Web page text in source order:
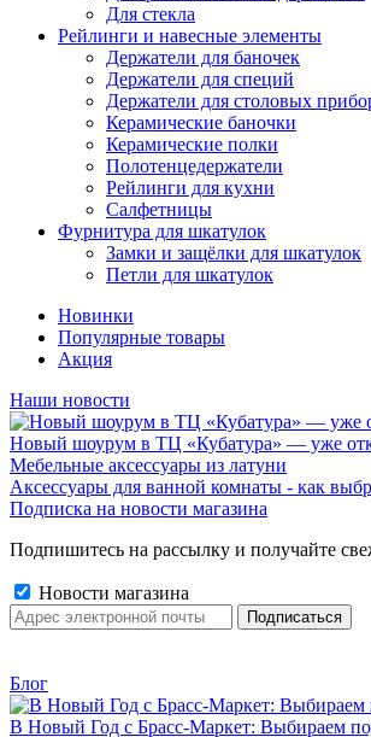
Для стекла
Рейлинги и навесные элементы
Держатели для баночек
Держатели для специй
Держатели для столовых
Керамические баночки
Керамические полки
Полотенцедержатели
Рейлинги для кухни
Салфетницы
Фурнитура для шкатулок
Замки и защёлки для шкатулок
Петли для шкатулок
Новинки
Популярные товары
Акция
Наши новости
Новый шоурум в ТЦ «Кубатура» — уже
Мебельные аксессуары из латуни
Аксессуары для ванной комнаты - как
Подписка на новости магазина
Подпишитесь на рассылку и получайте
Новости магазина
Блог
В Новый Год с Брасс-Маркет: Выбираем